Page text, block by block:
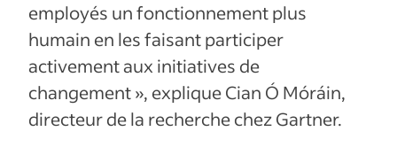
employés un fonctionnement plus
humain en les faisant participer
activement aux initiatives de
changement », explique Cian Ó Móráin,
directeur de la recherche chez Gartner.